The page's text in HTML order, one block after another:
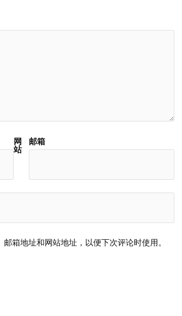
邮箱
网
站
箱地址和网站地址，以便下次评论时使用。